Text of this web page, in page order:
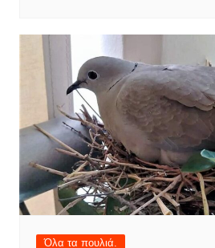
Όλα τα πουλιά.